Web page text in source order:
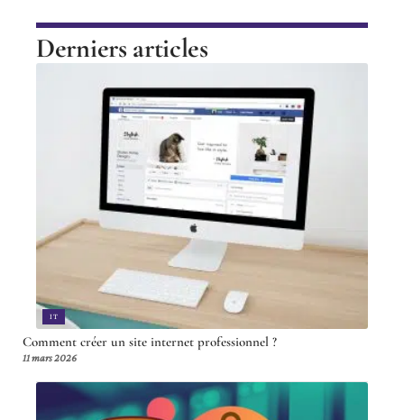
Derniers articles
IT
Comment créer un site internet professionnel ?
11 mars 2026